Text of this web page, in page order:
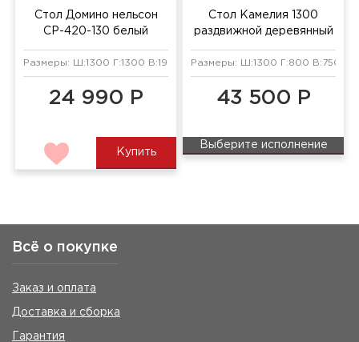
Стол Домино нельсон
СР-420-130 белый
Размеры: Ш:1300 Г:1300 В:1990 мм
24 990 Р
Купить
Стол Камелия 1300
раздвижной деревянный
Размеры: Ш:1300 Г:800 В:750 мм
43 500 Р
Выберите исполнение
Всё о покупке
Заказ и оплата
Доставка и сборка
Гарантия